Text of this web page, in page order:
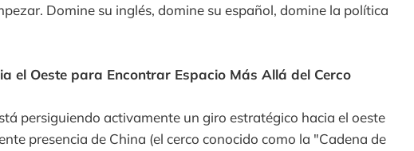
Domine su inglés, domine su español, domine la política
el Oeste para Encontrar Espacio Más Allá del Cerco
persiguiendo activamente un giro estratégico hacia el oeste
presencia de China (el cerco conocido como la "Cadena de